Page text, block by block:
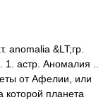
anomalia &LT;гр.
1. астр. Аномалия ..
от Афелии, или
которой планета